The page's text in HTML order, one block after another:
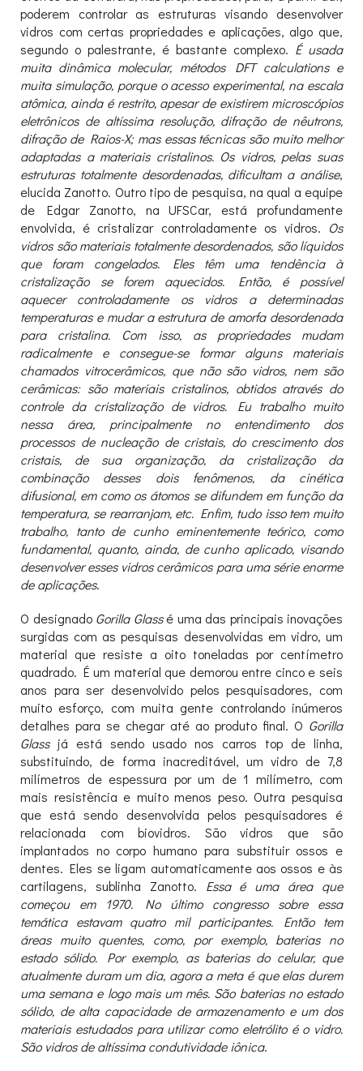
poderem controlar as estruturas visando desenvolver
vidros com certas propriedades e aplicações, algo que,
segundo o palestrante, é bastante complexo. É usada
muita dinâmica molecular, métodos DFT calculations e
muita simulação, porque o acesso experimental, na escala
atômica, ainda é restrito, apesar de existirem microscópios
eletrônicos de altíssima resolução, difração de nêutrons,
difração de Raios-X; mas essas técnicas são muito melhor
adaptadas a materiais cristalinos. Os vidros, pelas suas
estruturas totalmente desordenadas, dificultam a análise,
elucida Zanotto. Outro tipo de pesquisa, na qual a equipe
de Edgar Zanotto, na UFSCar, está profundamente
envolvida, é cristalizar controladamente os vidros. Os
vidros são materiais totalmente desordenados, são líquidos
que foram congelados. Eles têm uma tendência à
cristalização se forem aquecidos. Então, é possível
aquecer controladamente os vidros a determinadas
temperaturas e mudar a estrutura de amorfa desordenada
para cristalina. Com isso, as propriedades mudam
radicalmente e consegue-se formar alguns materiais
chamados vitrocerâmicos, que não são vidros, nem são
cerâmicas: são materiais cristalinos, obtidos através do
controle da cristalização de vidros. Eu trabalho muito
nessa área, principalmente no entendimento dos
processos de nucleação de cristais, do crescimento dos
cristais, de sua organização, da cristalização da
combinação desses dois fenômenos, da cinética
difusional, em como os átomos se difundem em função da
temperatura, se rearranjam, etc. Enfim, tudo isso tem muito
trabalho, tanto de cunho eminentemente teórico, como
fundamental, quanto, ainda, de cunho aplicado, visando
desenvolver esses vidros cerâmicos para uma série enorme
de aplicações.
O designado Gorilla Glassé uma das principais inovações
surgidas com as pesquisas desenvolvidas em vidro, um
material que resiste a oito toneladas por centímetro
quadrado. É um material que demorou entre cinco e seis
anos para ser desenvolvido pelos pesquisadores, com
muito esforço, com muita gente controlando inúmeros
detalhes para se chegar até ao produto final. O Gorilla
Glass já está sendo usado nos carros top de linha,
substituindo, de forma inacreditável, um vidro de 7,8
milímetros de espessura por um de 1 milímetro, com
mais resistência e muito menos peso. Outra pesquisa
que está sendo desenvolvida pelos pesquisadores é
relacionada com biovidros. São vidros que são
implantados no corpo humano para substituir ossos e
dentes. Eles se ligam automaticamente aos ossos e às
cartilagens, sublinha Zanotto. Essa é uma área que
começou em 1970. No último congresso sobre essa
temática estavam quatro mil participantes. Então tem
áreas muito quentes, como, por exemplo, baterias no
estado sólido. Por exemplo, as baterias do celular, que
atualmente duram um dia, agora a meta é que elas durem
uma semana e logo mais um mês. São baterias no estado
sólido, de alta capacidade de armazenamento e um dos
materiais estudados para utilizar como eletrólito é o vidro.
São vidros de altíssima condutividade iônica.